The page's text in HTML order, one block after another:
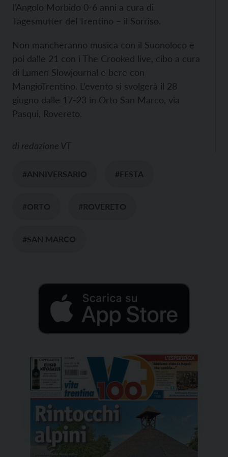
l’Angolo Morbido 0-6 anni a cura di
Tagesmutter del Trentino – il Sorriso.
Non mancheranno musica con il Suonoloco e
poi dalle 21 con i The Crooked live, cibo a cura
di Lumen Slowjournal e bere con
MangioTrentino. L’evento si svolgerà il 28
giugno dalle 17-23 in Orto San Marco, via
Pasqui, Rovereto.
di redazione VT
#ANNIVERSARIO #FESTA
#ORTO #ROVERETO
#SAN MARCO